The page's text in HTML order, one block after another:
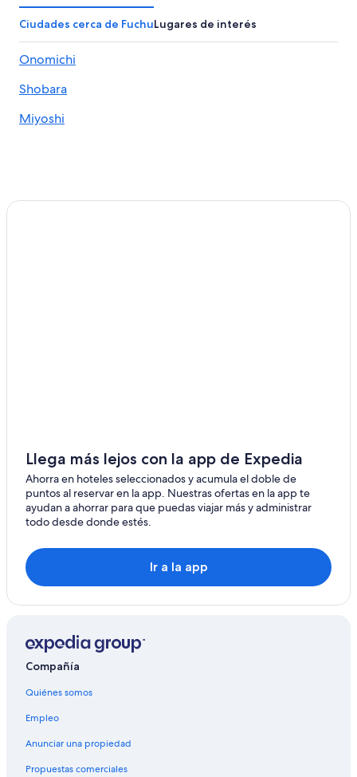
Ciudades cerca de FuchuLugares de interés
Onomichi
Shobara
Miyoshi
Llega más lejos con la app de Expedia
Ahorra en hoteles seleccionados y acumula el doble de
puntos al reservar en la app. Nuestras ofertas en la app te
ayudan a ahorrar para que puedas viajar más y administrar
todo desde donde estés.
Ir a la app
Compañía
Quiénes somos
Empleo
Anunciar una propiedad
Propuestas comerciales